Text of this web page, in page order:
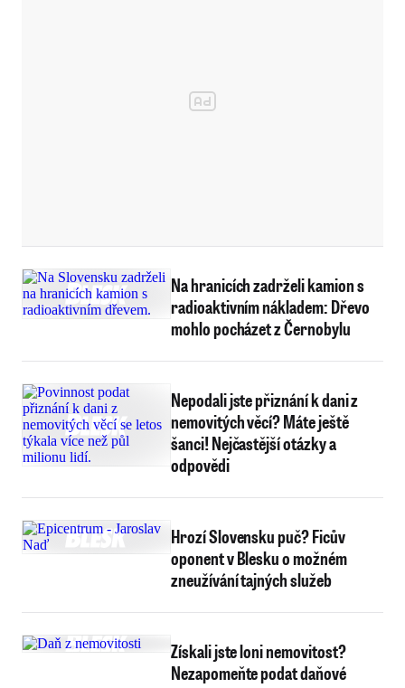
Na hranicích zadrželi kamion s
radioaktivním nákladem: Dřevo
mohlo pocházet z Černobylu
Nepodali jste přiznání k dani z
nemovitých věcí? Máte ještě
šanci! Nejčastější otázky a
odpovědi
Hrozí Slovensku puč? Ficův
oponent v Blesku o možném
zneužívání tajných služeb
Získali jste loni nemovitost?
Nezapomeňte podat daňové